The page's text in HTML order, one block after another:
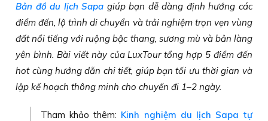
Bản đồ du lịch Sapa giúp bạn dễ dàng định hướng các
điểm đến, lộ trình di chuyển và trải nghiệm trọn vẹn vùng
đất nổi tiếng với ruộng bậc thang, sương mù và bản làng
yên bình. Bài viết này của LuxTour tổng hợp 5 điểm đến
hot cùng hướng dẫn chi tiết, giúp bạn tối ưu thời gian và
lập kế hoạch thông minh cho chuyến đi 1–2 ngày.
Tham khảo thêm: Kinh nghiệm du lịch Sapa tự